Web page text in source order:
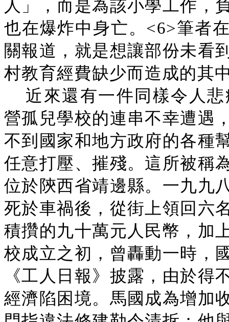
人」，而是為該小學工作，
也在爆炸中身亡。<6>筆者
關報道，就是想讓部份未看
村教育經費缺少而造成的其
近來還有一件同樣令人
營孤兒學校的連串不幸遭遇
不到國家和地方政府的各種
任意打壓、摧殘。這所被稱
位於陝西省靖邊縣。一九九
死於車禍後，從街上領回六
積攢的九十萬元人民幣，加
校成立之初，曾轟動一時，
《工人日報》披露，由於得
經濟陷困境。馬國成為增加